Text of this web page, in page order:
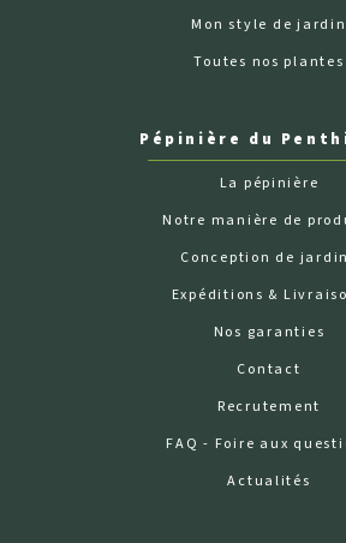
Mon style de jardin
Toutes nos plantes
Pépinière du
La pépinière
Notre manière de
Conception de
Expéditions &
Nos garanties
Contact
Recrutement
FAQ - Foire aux
Actualités